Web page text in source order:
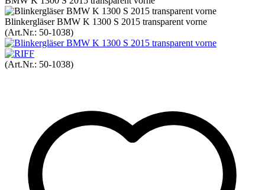
Blinkergläser BMW K 1300 S 2015 transparent vorne
(Art.Nr.: 50-1038)
(Art.Nr.: 50-1038)